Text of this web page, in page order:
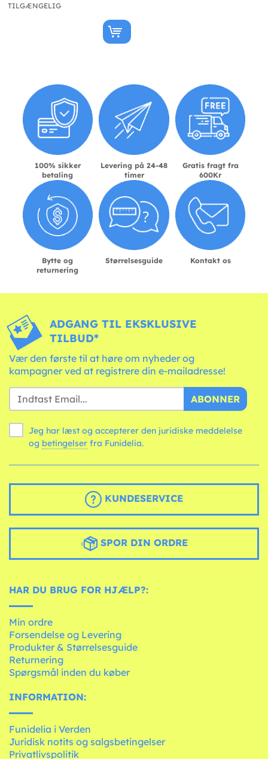
TILGÆNGELIG
100% sikker
betaling
Levering på 24-48
timer
Gratis fragt fra
600Kr
Bytte og
returnering
Størrelsesguide Kontakt os
ADGANG TIL EKSKLUSIVE
TILBUD*
Vær den første til at høre om nyheder og
kampagner ved at registrere din e-mailadresse!
ABONNER
Jeg har læst og accepterer den juridiske meddelelse
og betingelser fra Funidelia.
KUNDESERVICE
SPOR DIN ORDRE
HAR DU BRUG FOR HJÆLP?:
Min ordre
Forsendelse og Levering
Produkter & Størrelsesguide
Returnering
Spørgsmål inden du køber
INFORMATION:
Funidelia i Verden
Juridisk notits og salgsbetingelser
Privatlivspolitik